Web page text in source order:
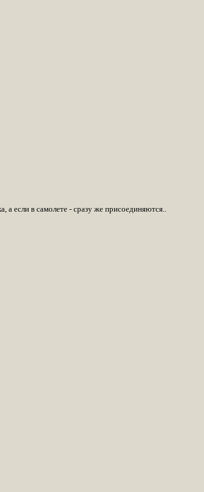
а если в самолете - сразу же присоединяются..